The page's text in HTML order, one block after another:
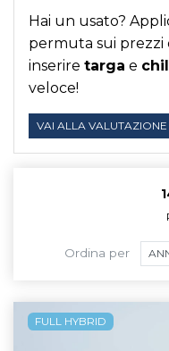
Hai un usato?
permuta sui prezzi
inserire targa e
veloce!
VAI ALLA VALUTAZIONE
Ordina per
FULL HYBRID